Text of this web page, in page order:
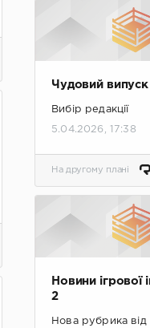
Чудовий
Вибір редакції
5.04.2026, 17:38
На другому плані
Новини ігрової
2
Нова рубрика від